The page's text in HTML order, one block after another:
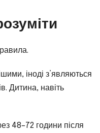
іноді з’являються
Дитина, навіть
48–72 години після